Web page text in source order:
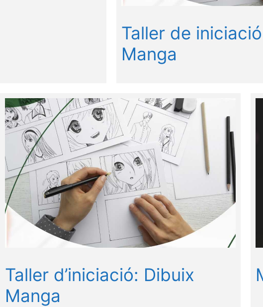
Taller de
Manga
Taller d’iniciació: Dibuix
Manga